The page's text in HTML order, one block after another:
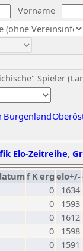
Vorname
Spieler
Burgenland
Elo-Zeitreihe,
f Kerg elo+/-
0
1634
0
1593
0
1612
0
1598
0
1591